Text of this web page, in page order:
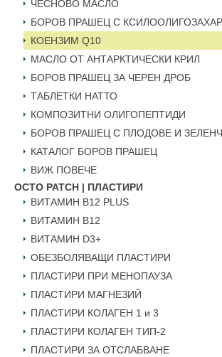
ЧЕСНОВО МАСЛО
БОРОВ ПРАШЕЦ С
КОЕНЗИМ Q10
МАСЛО ОТ АНТАРКТИЧЕСКИ КРИЛ
БОРОВ ПРАШЕЦ ЗА ЧЕРЕН ДРОБ
ТАБЛЕТКИ НАТТО
КОМПОЗИТНИ ОЛИГОПЕПТИДИ
БОРОВ ПРАШЕЦ С ПЛОДОВЕ И
КАТАЛОГ БОРОВ ПРАШЕЦ
ВИЖ ПОВЕЧЕ
OCTO PATCH | ПЛАСТИРИ
ВИТАМИН B12 PLUS
ВИТАМИН B12
ВИТАМИН D3+
ОБЕЗБОЛЯВАЩИ ПЛАСТИРИ
ПЛАСТИРИ ПРИ МЕНОПАУЗА
ПЛАСТИРИ МАГНЕЗИЙ
ПЛАСТИРИ КОЛАГЕН 1 и 3
ПЛАСТИРИ КОЛАГЕН ТИП-2
ПЛАСТИРИ ЗА ОТСЛАБВАНЕ